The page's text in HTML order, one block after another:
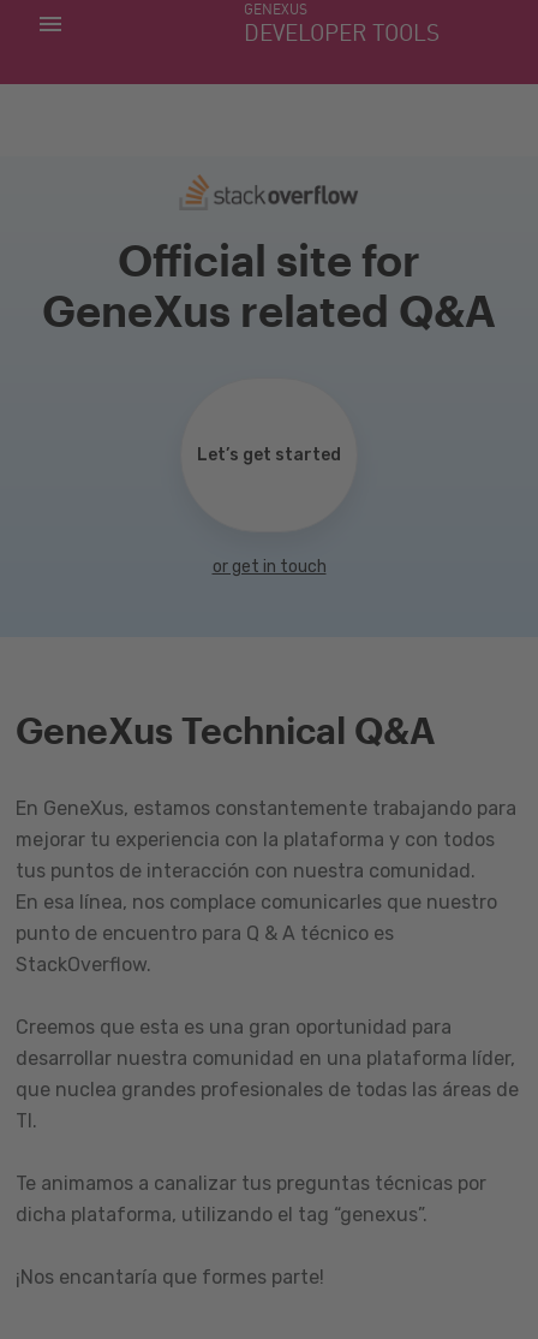
GENEXUS
DEVELOPER TOOLS
MIS APLICACIONES
Official site for
GeneXus related Q&A
Let’s get started
or get in touch
GeneXus Technical Q&A
En GeneXus, estamos constantemente trabajando para
mejorar tu experiencia con la plataforma y con todos
tus puntos de interacción con nuestra comunidad.
En esa línea, nos complace comunicarles que nuestro
punto de encuentro para Q & A técnico es
StackOverflow.
Creemos que esta es una gran oportunidad para
desarrollar nuestra comunidad en una plataforma líder,
que nuclea grandes profesionales de todas las áreas de
TI.
Te animamos a canalizar tus preguntas técnicas por
dicha plataforma, utilizando el tag “genexus”.
¡Nos encantaría que formes parte!